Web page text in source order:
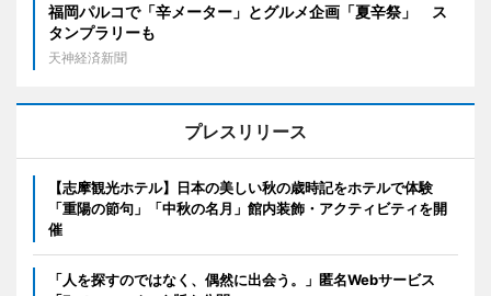
福岡パルコで「辛メーター」とグルメ企画「夏辛祭」 ス
タンプラリーも
天神経済新聞
プレスリリース
【志摩観光ホテル】日本の美しい秋の歳時記をホテルで体験
「重陽の節句」「中秋の名月」館内装飾・アクティビティを開
催
「人を探すのではなく、偶然に出会う。」匿名Webサービス